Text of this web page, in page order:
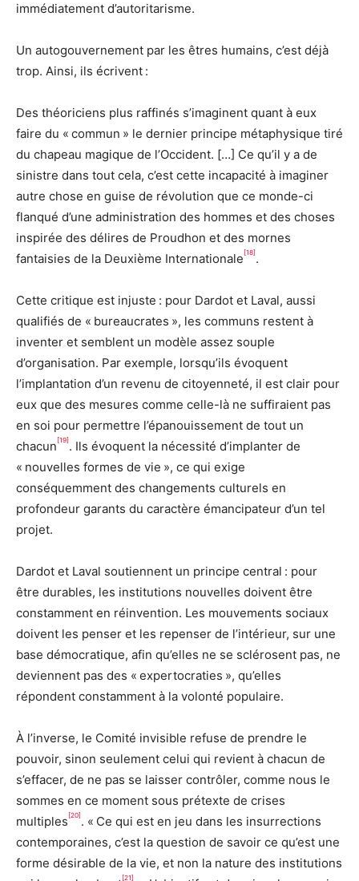
immédiatement d’autoritarisme.
Un autogouvernement par les êtres humains, c’est déjà
trop. Ainsi, ils écrivent :
Des théoriciens plus raffinés s’imaginent quant à eux
faire du « commun » le dernier principe métaphysique tiré
du chapeau magique de l’Occident. […] Ce qu’il y a de
sinistre dans tout cela, c’est cette incapacité à imaginer
autre chose en guise de révolution que ce monde-ci
flanqué d’une administration des hommes et des choses
inspirée des délires de Proudhon et des mornes
fantaisies de la Deuxième Internationale [18] .
Cette critique est injuste : pour Dardot et Laval, aussi
qualifiés de « bureaucrates », les communs restent à
inventer et semblent un modèle assez souple
d’organisation. Par exemple, lorsqu’ils évoquent
l’implantation d’un revenu de citoyenneté, il est clair pour
eux que des mesures comme celle-là ne suffiraient pas
en soi pour permettre l’épanouissement de tout un
chacun [19] . Ils évoquent la nécessité d’implanter de
« nouvelles formes de vie », ce qui exige
conséquemment des changements culturels en
profondeur garants du caractère émancipateur d’un tel
projet.
Dardot et Laval soutiennent un principe central : pour
être durables, les institutions nouvelles doivent être
constamment en réinvention. Les mouvements sociaux
doivent les penser et les repenser de l’intérieur, sur une
base démocratique, afin qu’elles ne se sclérosent pas, ne
deviennent pas des « expertocraties », qu’elles
répondent constamment à la volonté populaire.
À l’inverse, le Comité invisible refuse de prendre le
pouvoir, sinon seulement celui qui revient à chacun de
s’effacer, de ne pas se laisser contrôler, comme nous le
sommes en ce moment sous prétexte de crises
multiples [20] . « Ce qui est en jeu dans les insurrections
contemporaines, c’est la question de savoir ce qu’est une
forme désirable de la vie, et non la nature des institutions
[21]